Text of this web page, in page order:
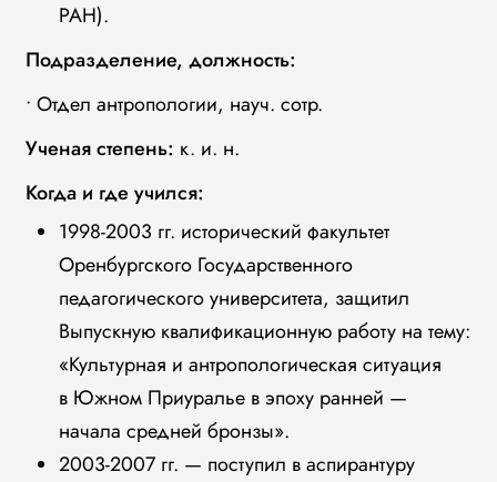
РАН).
Подразделение, должность:
• Отдел антропологии, науч. сотр.
Ученая степень: к. и. н.
Когда и где учился:
1998-2003 гг. исторический факультет
Оренбургского Государственного
педагогического университета, защитил
Выпускную квалификационную работу на тему:
«Культурная и антропологическая ситуация
в Южном Приуралье в эпоху ранней —
начала средней бронзы».
2003-2007 гг. — поступил в аспирантуру